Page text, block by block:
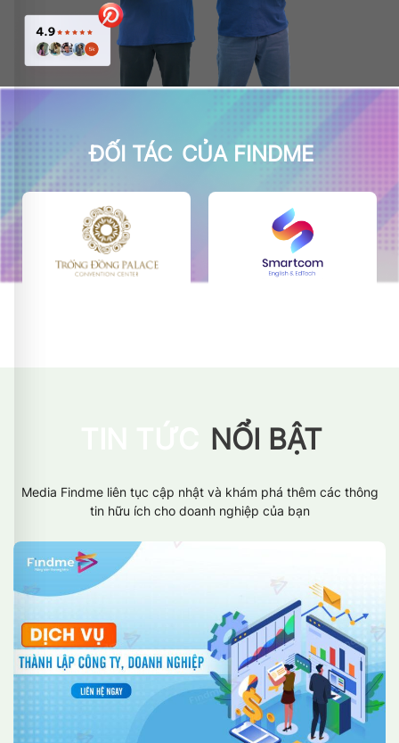
ĐỐI TÁC CỦA FINDME
NỔI BẬT
Media Findme liên tục cập nhật và khám phá thêm các thông
tin hữu ích cho doanh nghiệp của bạn